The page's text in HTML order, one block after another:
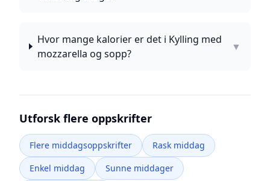
Hvor mange kalorier er det i Kylling med
mozzarella og sopp?
▼
Utforsk flere oppskrifter
Flere middagsoppskrifter
Rask middag
Enkel middag
Sunne middager